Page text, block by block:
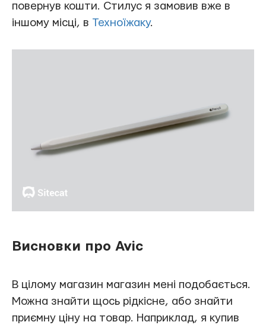
повернув кошти. Стилус я замовив вже в
іншому місці, в Техноїжаку.
Висновки про Avic
В цілому магазин магазин мені подобається.
Можна знайти щось рідкісне, або знайти
приємну ціну на товар. Наприклад, я купив